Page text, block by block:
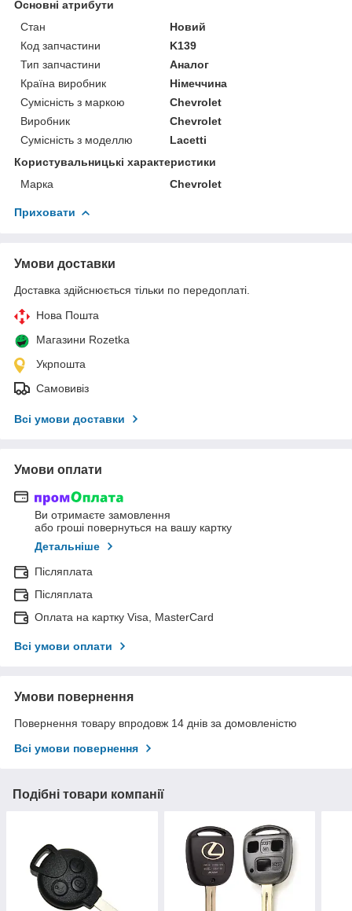
Основні атрибути
Стан
Новий
Код запчастини
K139
Тип запчастини
Аналог
Країна виробник
Німеччина
Сумісність з маркою
Chevrolet
Виробник
Chevrolet
Сумісність з моделлю
Lacetti
Користувальницькі характеристики
Марка
Chevrolet
Приховати
Умови доставки
Доставка здійснюється тільки по передоплаті.
Нова Пошта
Магазини Rozetka
Укрпошта
Самовивіз
Всі умови доставки
Умови оплати
Ви отримаєте замовлення
або гроші повернуться на вашу картку
Детальніше
Післяплата
Післяплата
Оплата на картку Visa, MasterCard
Всі умови оплати
Умови повернення
Повернення товару впродовж 14 днів за домовленістю
Всі умови повернення
Подібні товари компанії